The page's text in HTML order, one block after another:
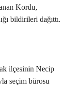
Kordu,
bildirileri dağıttı.
ilçesinin Necip
seçim bürosu